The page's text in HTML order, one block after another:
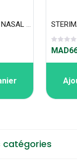
STERIMAR SPRAY NASAL 50ml
catégories